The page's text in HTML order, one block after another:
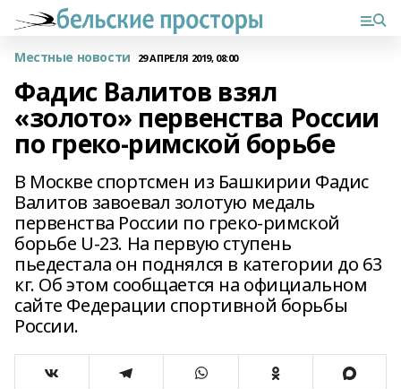
Местные новости 29 АПРЕЛЯ 2019, 08:00
Фадис Валитов взял
«золото» первенства России
по греко-римской борьбе
В Москве спортсмен из Башкирии Фадис
Валитов завоевал золотую медаль
первенства России по греко-римской
борьбе U-23. На первую ступень
пьедестала он поднялся в категории до 63
кг. Об этом сообщается на официальном
сайте Федерации спортивной борьбы
России.